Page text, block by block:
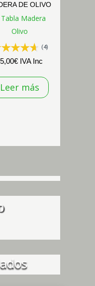
DE OLIVO
(4)
€ IVA Inc
Leer más